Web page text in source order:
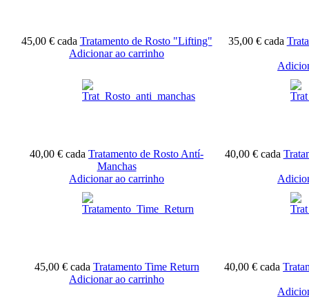
45,00 € cada Tratamento de Rosto "Lifting"
Adicionar ao carrinho
35,00 € cada
40,00 € cada Tratamento de Rosto Antí-
Manchas
Adicionar ao carrinho
40,00 € cada
45,00 € cada Tratamento Time Return
Adicionar ao carrinho
40,00 € cada